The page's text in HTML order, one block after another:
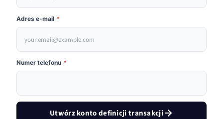
Adres e-mail *
Numer telefonu *
Utwórz konto definicji transakcji